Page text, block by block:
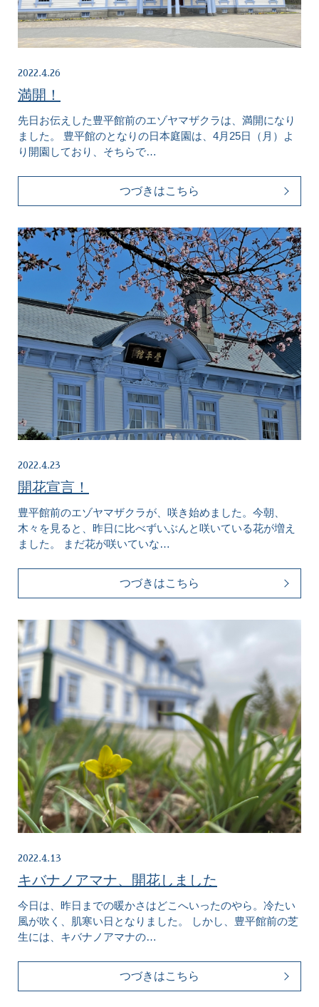
2022.4.26
満開！
先日お伝えした豊平館前のエゾヤマザクラは、満開になり
ました。 豊平館のとなりの日本庭園は、4月25日（月）よ
り開園しており、そちらで…
つづきはこちら
2022.4.23
開花宣言！
豊平館前のエゾヤマザクラが、咲き始めました。今朝、
木々を見ると、昨日に比べずいぶんと咲いている花が増え
ました。 まだ花が咲いていな…
つづきはこちら
2022.4.13
キバナノアマナ、開花しました
今日は、昨日までの暖かさはどこへいったのやら。冷たい
風が吹く、肌寒い日となりました。 しかし、豊平館前の芝
生には、キバナノアマナの…
つづきはこちら